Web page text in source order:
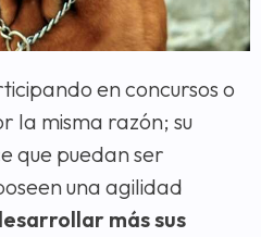
en concursos o
la misma razón; su
que puedan ser
una agilidad
más sus